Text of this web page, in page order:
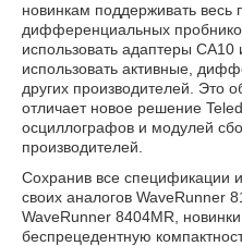
новинкам поддерживать весь
дифференциальных
использовать адаптеры CA10
использовать активные,
других производителей. Это
отличает новое решение
осциллографов и модулей
производителей.
Сохранив все спецификации и
своих аналогов WaveRunner
WaveRunner 8404MR ,
беспрецедентную